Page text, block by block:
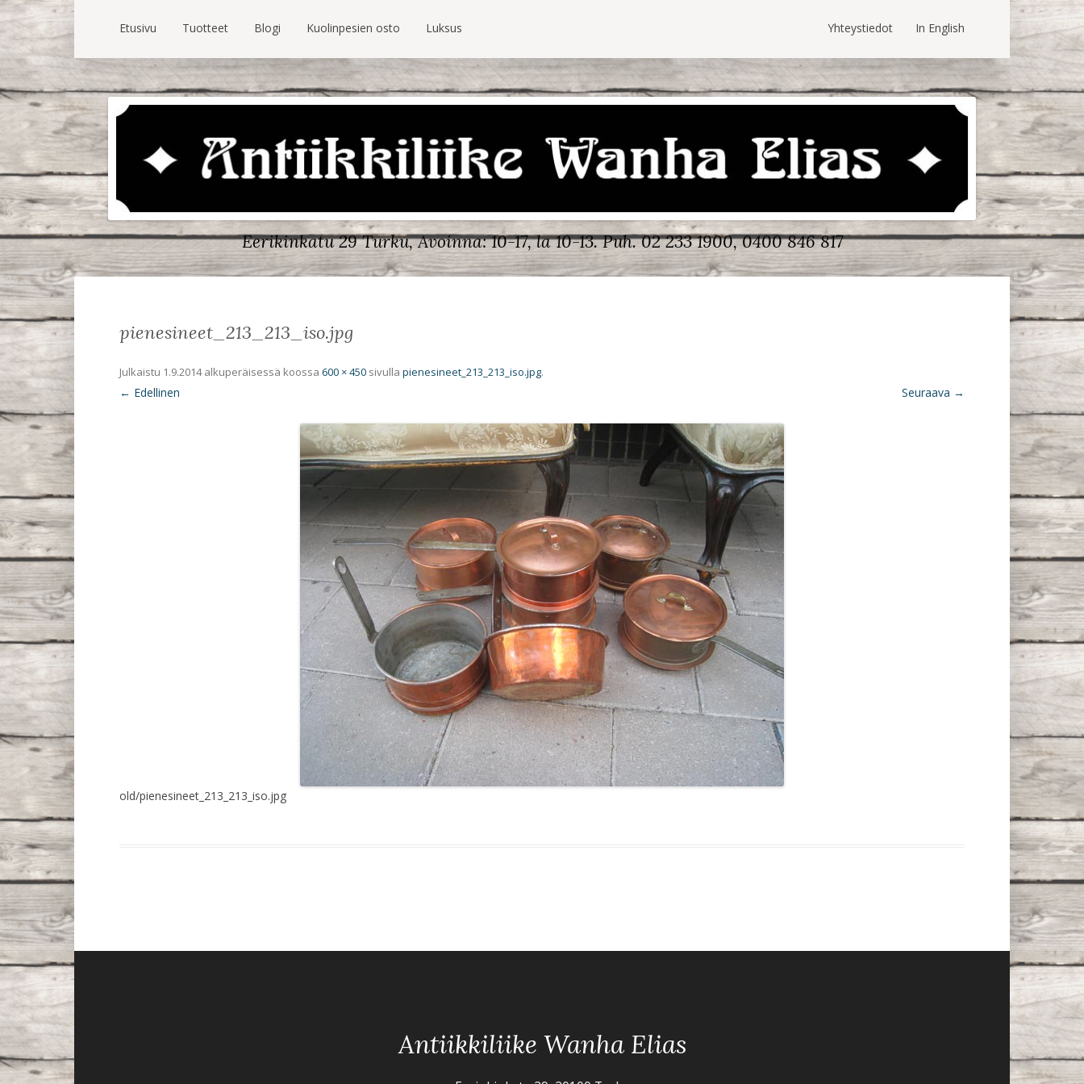
Etusivu Tuotteet Blogi Kuolinpesien osto Luksus In English
Yhteystiedot
Eerikinkatu 29 Turku, Avoinna: 10-17, la 10-13.Puh. 02 233 1900, 0400 846 817
pienesineet_213_213_iso.jpg
Julkaistu 1.9.2014alkuperäisessä koossa 600 × 450 sivulla pienesineet_213_213_iso.jpg.
← Edellinen Seuraava →
old/pienesineet_213_213_iso.jpg
Antiikkiliike Wanha Elias